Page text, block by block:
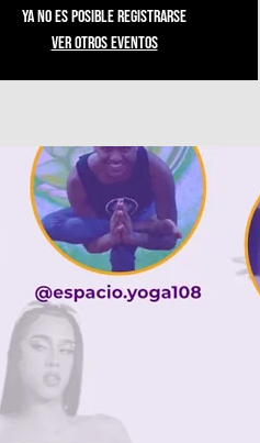
Ya no es posible registrarse
Ver otros eventos